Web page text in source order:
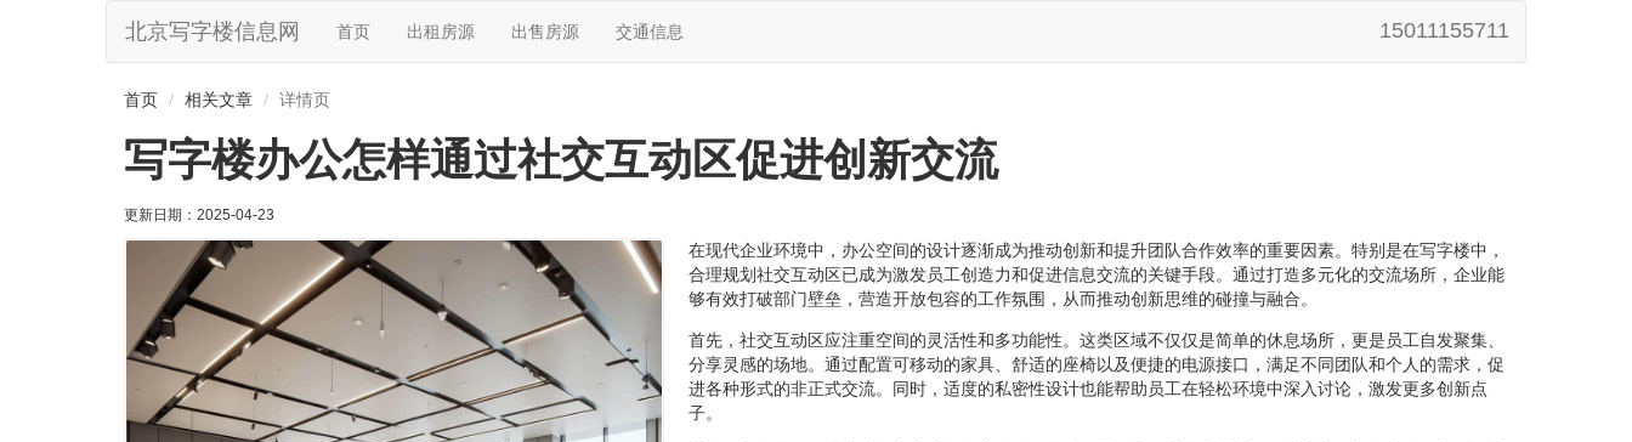
北京写字楼信息网 首页 出租房源 出售房源 交通信息 15011155711
首页 相关文章 详情页
写字楼办公怎样通过社交互动区促进创新交流
更新日期： 2025-04-23
在现代企业环境中，办公空间的设计逐渐成为推动创新和提升团队合作效率的重要因素。特别是在写字楼中，
合理规划社交互动区已成为激发员工创造力和促进信息交流的关键手段。通过打造多元化的交流场所，企业能
够有效打破部门壁垒，营造开放包容的工作氛围，从而推动创新思维的碰撞与融合。
首先，社交互动区应注重空间的灵活性和多功能性。这类区域不仅仅是简单的休息场所，更是员工自发聚集、
分享灵感的场地。通过配置可移动的家具、舒适的座椅以及便捷的电源接口，满足不同团队和个人的需求，促
进各种形式的非正式交流。同时，适度的私密性设计也能帮助员工在轻松环境中深入讨论，激发更多创新点
子。